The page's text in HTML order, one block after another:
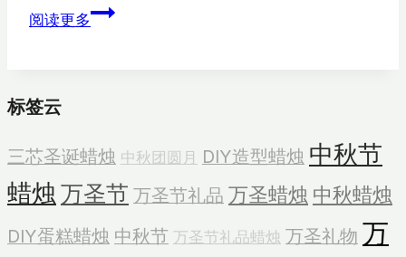
阅读更多定
酒
吧
标签云
三芯圣诞蜡烛 中秋团圆月 DIY造型蜡烛 中秋节
蜡烛 万圣节 万圣节礼品 万圣蜡烛 中秋蜡烛
DIY蛋糕蜡烛 中秋节 万圣节礼品蜡烛 万圣礼物 万